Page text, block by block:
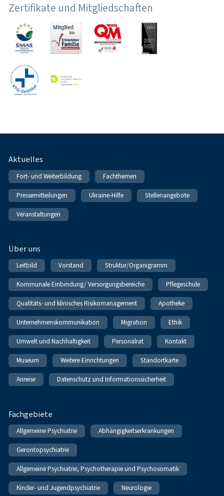
Zertifikate und Mitgliedschaften
Fußnavigation
Aktuelles
Fort- und Weiterbildung Fachthemen
Pressemitteilungen Ukraine-Hilfe Stellenangebote
Veranstaltungen
Über uns
Leitbild Vorstand Struktur/Organigramm
Kommunale Einbindung/ Versorgungsbereiche Pflegeschule
Qualitäts- und klinisches Risikomanagement Apotheke
Unternehmenskommunikation Migration Ethik
Umwelt und Nachhaltigkeit Personalrat Kontakt
Museum Weitere Einrichtungen Standortkarte
Anreise Datenschutz und Informationssicherheit
Fachgebiete
Allgemeine Psychiatrie Abhängigkeitserkrankungen
Gerontopsychiatrie
Allgemeine Psychiatrie, Psychotherapie und Psychosomatik
Kinder- und Jugendpsychiatrie Neurologie